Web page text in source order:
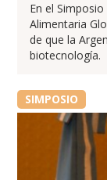
En el
Alimentaria
de que la
biotecnología.
SIMPOSIO